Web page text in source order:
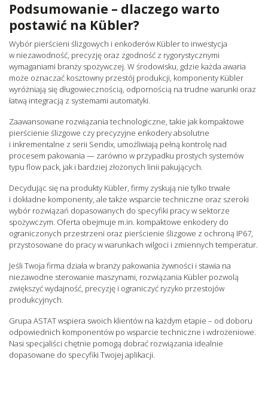
Podsumowanie – dlaczego warto
postawić na Kübler?
Wybór pierścieni ślizgowych i enkoderów Kübler to inwestycja
w niezawodność, precyzję oraz zgodność z rygorystycznymi
wymaganiami branży spożywczej. W środowisku, gdzie każda awaria
może oznaczać kosztowny przestój produkcji, komponenty Kübler
wyróżniają się długowiecznością, odpornością na trudne warunki oraz
łatwą integracją z systemami automatyki.
Zaawansowane rozwiązania technologiczne, takie jak kompaktowe
pierścienie ślizgowe czy precyzyjne enkodery absolutne
i inkrementalne z serii Sendix, umożliwiają pełną kontrolę nad
procesem pakowania — zarówno w przypadku prostych systemów
typu flow pack, jak i bardziej złożonych linii pakujących.
Decydując się na produkty Kübler, firmy zyskują nie tylko trwałe
i dokładne komponenty, ale także wsparcie techniczne oraz szeroki
wybór rozwiązań dopasowanych do specyfiki pracy w sektorze
spożywczym. Oferta obejmuje m.in. kompaktowe enkodery do
ograniczonych przestrzeni oraz pierścienie ślizgowe z ochroną IP67,
przystosowane do pracy w warunkach wilgoci i zmiennych temperatur.
Jeśli Twoja firma działa w branży pakowania żywności i stawia na
niezawodne sterowanie maszynami, rozwiązania Kübler pozwolą
zwiększyć wydajność, precyzję i ograniczyć ryzyko przestojów
produkcyjnych.
Grupa ASTAT wspiera swoich klientów na każdym etapie – od doboru
odpowiednich komponentów po wsparcie techniczne i wdrożeniowe.
Nasi specjaliści chętnie pomogą dobrać rozwiązania idealnie
dopasowane do specyfiki Twojej aplikacji.